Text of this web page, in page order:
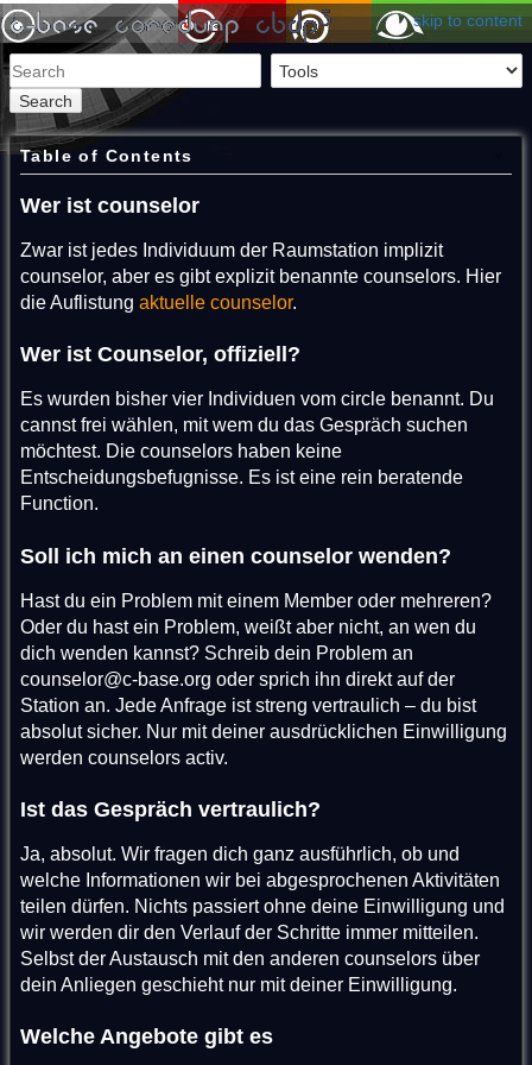
skip to content
Search
Table of Contents
Wer ist counselor
Zwar ist jedes Individuum der Raumstation implizit
counselor, aber es gibt explizit benannte counselors. Hier
die Auflistung aktuelle counselor.
Wer ist Counselor, offiziell?
Es wurden bisher vier Individuen vom circle benannt. Du
cannst frei wählen, mit wem du das Gespräch suchen
möchtest. Die counselors haben keine
Entscheidungsbefugnisse. Es ist eine rein beratende
Function.
Soll ich mich an einen counselor wenden?
Hast du ein Problem mit einem Member oder mehreren?
Oder du hast ein Problem, weißt aber nicht, an wen du
dich wenden kannst? Schreib dein Problem an
counselor@c-base.org oder sprich ihn direkt auf der
Station an. Jede Anfrage ist streng vertraulich – du bist
absolut sicher. Nur mit deiner ausdrücklichen Einwilligung
werden counselors activ.
Ist das Gespräch vertraulich?
Ja, absolut. Wir fragen dich ganz ausführlich, ob und
welche Informationen wir bei abgesprochenen Aktivitäten
teilen dürfen. Nichts passiert ohne deine Einwilligung und
wir werden dir den Verlauf der Schritte immer mitteilen.
Selbst der Austausch mit den anderen counselors über
dein Anliegen geschieht nur mit deiner Einwilligung.
Welche Angebote gibt es